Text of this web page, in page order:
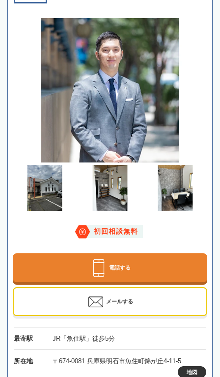
初回相談無料
電話する
メールする
最寄駅 JR「魚住駅」徒歩5分
所在地 〒674-0081 兵庫県明石市魚住町錦が丘4-11-5
地図